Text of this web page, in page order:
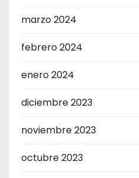
marzo 2024
febrero 2024
enero 2024
diciembre 2023
noviembre 2023
octubre 2023